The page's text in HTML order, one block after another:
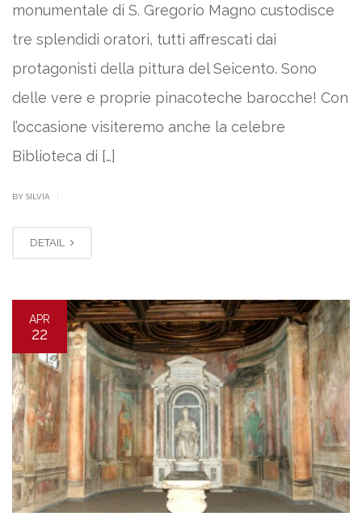
monumentale di S. Gregorio Magno custodisce
tre splendidi oratori, tutti affrescati dai
protagonisti della pittura del Seicento. Sono
delle vere e proprie pinacoteche barocche! Con
l’occasione visiteremo anche la celebre
Biblioteca di […]
BY SILVIA
DETAIL
APR
22